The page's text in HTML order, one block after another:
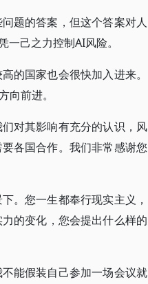
题的答案，但这个答案对人
己之力控制AI风险。
的国家也会很快加入进来。
前进。
对其影响有充分的认识，风
各国合作。我们非常感谢您
。您一生都奉行现实主义，
的变化，您会提出什么样的
能假装自己参加一场会议就